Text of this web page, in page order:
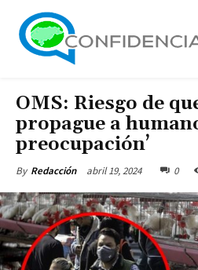
OMS: Riesgo de
propague a
preocupación’
By Redacción abril 19, 2024 0